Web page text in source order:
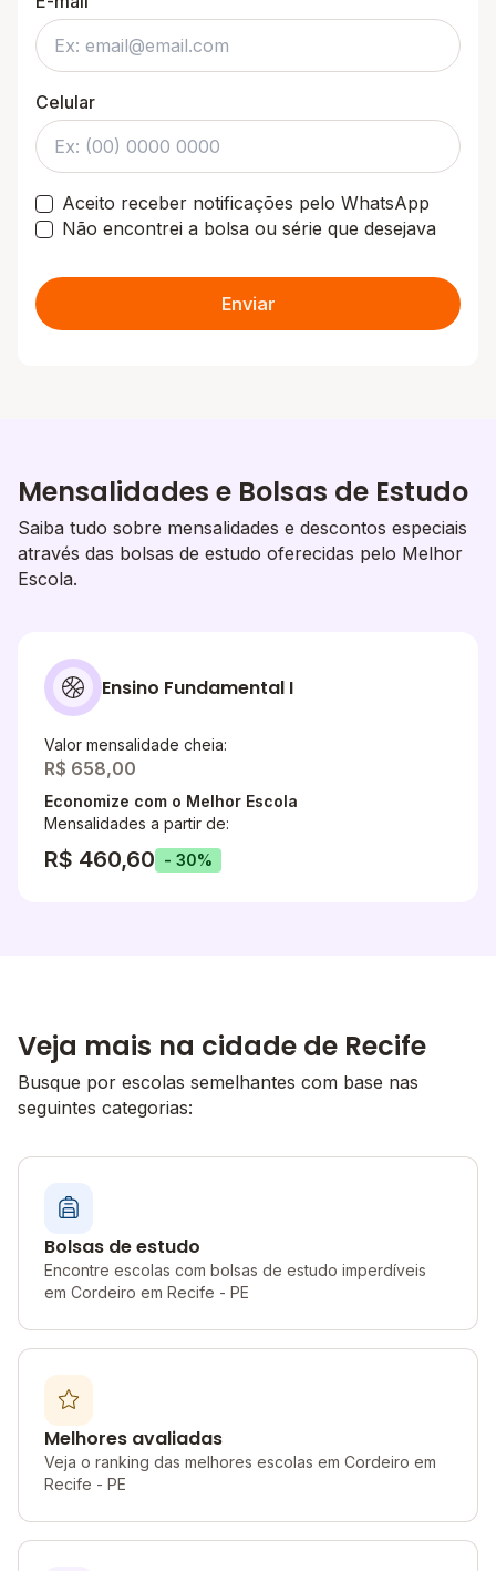
Celular
Aceito receber notificações pelo WhatsApp
Não encontrei a bolsa ou série que desejava
Enviar
Mensalidades e Bolsas de Estudo
Saiba tudo sobre mensalidades e descontos especiais
através das bolsas de estudo oferecidas pelo Melhor
Escola.
Ensino Fundamental I
Valor mensalidade cheia:
R$ 658,00
Economize com o Melhor Escola
Mensalidades a partir de:
R$ 460,60 - 30%
Veja mais na cidade de Recife
Busque por escolas semelhantes com base nas
seguintes categorias:
Bolsas de estudo
Encontre escolas com bolsas de estudo imperdíveis
em Cordeiro em Recife - PE
Melhores avaliadas
Veja o ranking das melhores escolas em Cordeiro em
Recife - PE